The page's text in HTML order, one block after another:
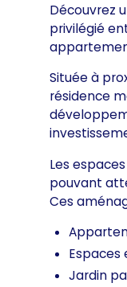
Découvrez
privilégié
Située à
résidence
Les
pouvant
Ces
Espaces
Jardin